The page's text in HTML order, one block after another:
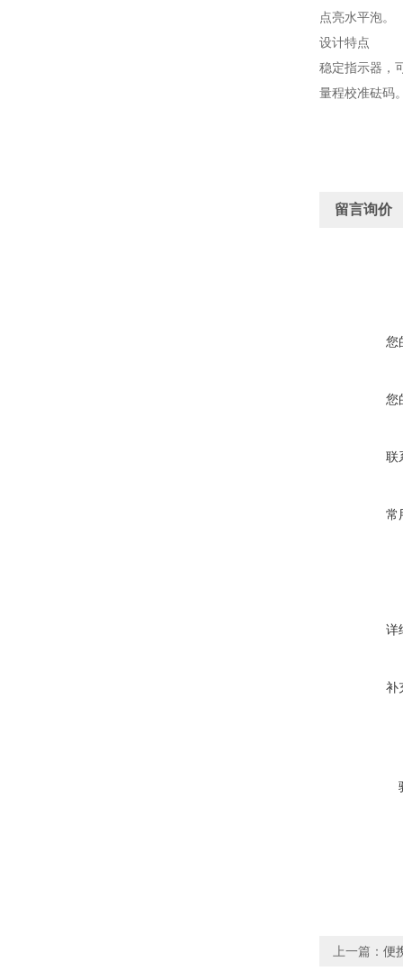
点亮水平泡。
设计特点
稳定指示器，
量程校准砝码
留言询价
您
您
联
常
详
补
上一篇： 便